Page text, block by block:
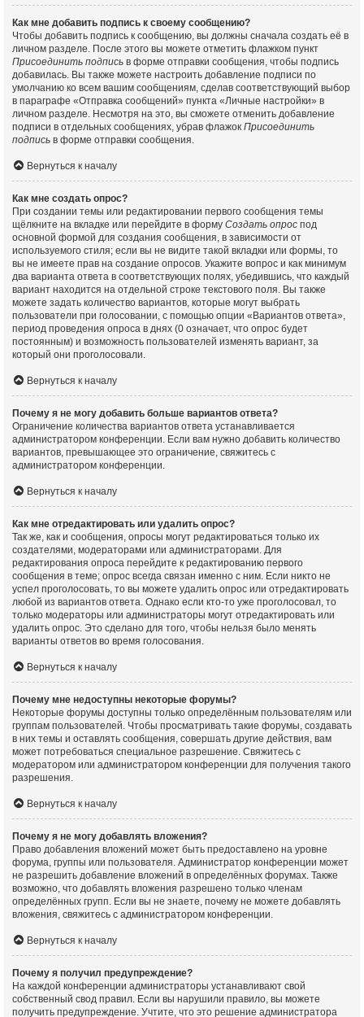
Как мне добавить подпись к своему сообщению?
Чтобы добавить подпись к сообщению, вы должны сначала создать её в
личном разделе. После этого вы можете отметить флажком пункт
Присоединить подпись в форме отправки сообщения, чтобы подпись
добавилась. Вы также можете настроить добавление подписи по
умолчанию ко всем вашим сообщениям, сделав соответствующий выбор
в параграфе «Отправка сообщений» пункта «Личные настройки» в
личном разделе. Несмотря на это, вы сможете отменить добавление
подписи в отдельных сообщениях, убрав флажок Присоединить
подпись в форме отправки сообщения.
Вернуться к началу
Как мне создать опрос?
При создании темы или редактировании первого сообщения темы
щёлкните на вкладке или перейдите в форму Создать опрос под
основной формой для создания сообщения, в зависимости от
используемого стиля; если вы не видите такой вкладки или формы, то
вы не имеете прав на создание опросов. Укажите вопрос и как минимум
два варианта ответа в соответствующих полях, убедившись, что каждый
вариант находится на отдельной строке текстового поля. Вы также
можете задать количество вариантов, которые могут выбрать
пользователи при голосовании, с помощью опции «Вариантов ответа»,
период проведения опроса в днях (0 означает, что опрос будет
постоянным) и возможность пользователей изменять вариант, за
который они проголосовали.
Вернуться к началу
Почему я не могу добавить больше вариантов ответа?
Ограничение количества вариантов ответа устанавливается
администратором конференции. Если вам нужно добавить количество
вариантов, превышающее это ограничение, свяжитесь с
администратором конференции.
Вернуться к началу
Как мне отредактировать или удалить опрос?
Так же, как и сообщения, опросы могут редактироваться только их
создателями, модераторами или администраторами. Для
редактирования опроса перейдите к редактированию первого
сообщения в теме; опрос всегда связан именно с ним. Если никто не
успел проголосовать, то вы можете удалить опрос или отредактировать
любой из вариантов ответа. Однако если кто-то уже проголосовал, то
только модераторы или администраторы могут отредактировать или
удалить опрос. Это сделано для того, чтобы нельзя было менять
варианты ответов во время голосования.
Вернуться к началу
Почему мне недоступны некоторые форумы?
Некоторые форумы доступны только определённым пользователям или
группам пользователей. Чтобы просматривать такие форумы, создавать
в них темы и оставлять сообщения, совершать другие действия, вам
может потребоваться специальное разрешение. Свяжитесь с
модератором или администратором конференции для получения такого
разрешения.
Вернуться к началу
Почему я не могу добавлять вложения?
Право добавления вложений может быть предоставлено на уровне
форума, группы или пользователя. Администратор конференции может
не разрешить добавление вложений в определённых форумах. Также
возможно, что добавлять вложения разрешено только членам
определённых групп. Если вы не знаете, почему не можете добавлять
вложения, свяжитесь с администратором конференции.
Вернуться к началу
Почему я получил предупреждение?
На каждой конференции администраторы устанавливают свой
собственный свод правил. Если вы нарушили правило, вы можете
получить предупреждение. Учтите, что это решение администратора